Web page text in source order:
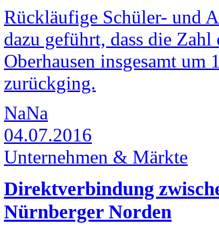
Rückläufige Schüler- und
dazu geführt, dass die Zahl
Oberhausen insgesamt
zurückging.
NaNa
04.07.2016
Unternehmen & Märkte
Direktverbindung
Nürnberger Norden